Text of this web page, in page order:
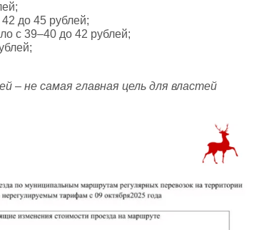
до 45 рублей;
с 39–40 до 42 рублей;
– не самая главная цель для властей